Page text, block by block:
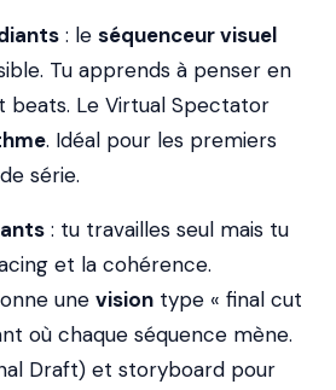
: le séquenceur visuel
Tu apprends à penser en
beats. Le Virtual Spectator
. Idéal pour les premiers
série.
: tu travailles seul mais tu
et la cohérence.
une vision type « final cut
où chaque séquence mène.
Draft) et storyboard pour